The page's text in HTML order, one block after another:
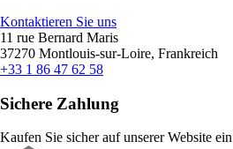
Kontaktieren Sie uns
11 rue Bernard Maris
37270 Montlouis-sur-Loire, Frankreich
+33 1 86 47 62 58
Sichere Zahlung
Kaufen Sie sicher auf unserer Website ein